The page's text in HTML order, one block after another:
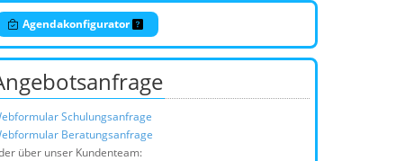
Agendakonfigurator
Schulungsanfrage
Beratungsanfrage
über unser Kundenteam: